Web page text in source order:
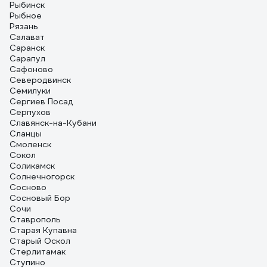
Рыбинск
Рыбное
Рязань
Салават
Саранск
Сарапул
Сафоново
Северодвинск
Семилуки
Сергиев Посад
Серпухов
Славянск-на-Кубани
Сланцы
Смоленск
Сокол
Соликамск
Солнечногорск
Сосново
Сосновый Бор
Сочи
Ставрополь
Старая Купавна
Старый Оскол
Стерлитамак
Ступино